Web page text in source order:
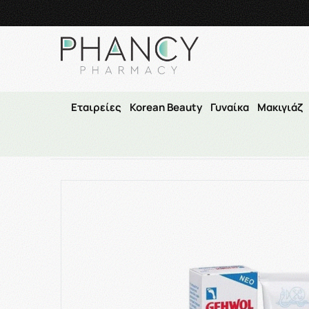
Τηλεφωνικές
Εταιρείες Korean Beauty Γυναίκα Μακιγιάζ